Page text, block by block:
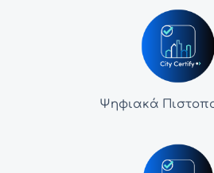
Ψηφιακά